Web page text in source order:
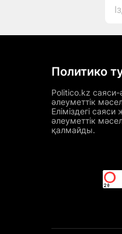
Политико
Politico.kz саяси-
әлеуметтік
Еліміздегі
әлеуметтік
қалмайды.